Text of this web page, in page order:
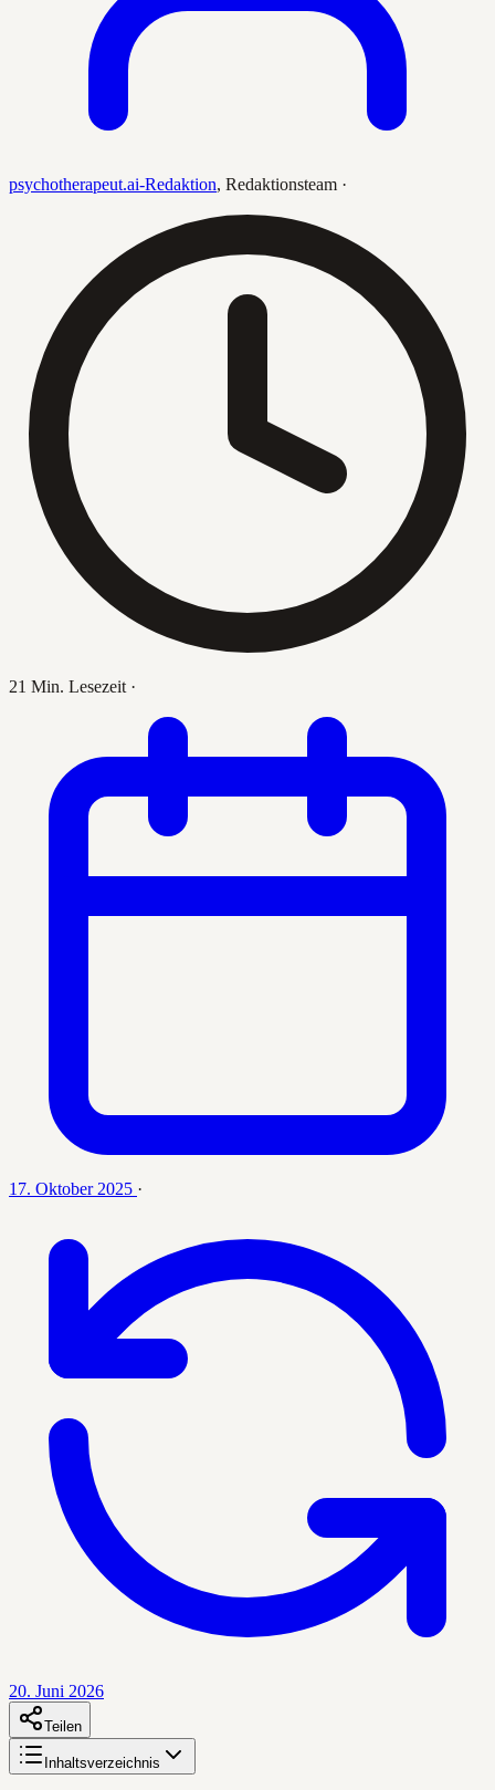
psychotherapeut.ai-Redaktion, Redaktionsteam ·
21 Min. Lesezeit ·
17. Oktober 2025 ·
20. Juni 2026
Teilen
Inhaltsverzeichnis